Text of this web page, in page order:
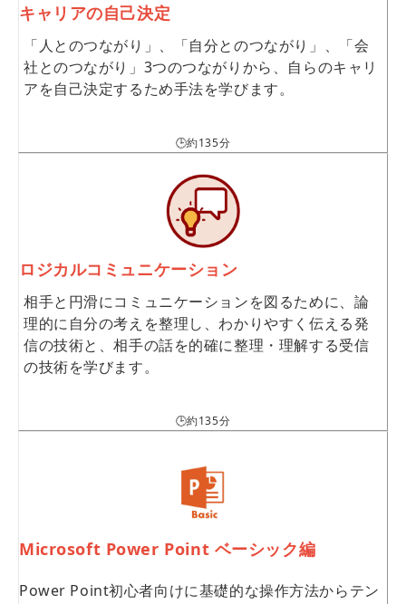
キャリアの自己決定
「人とのつながり」、「自分とのつながり」、「会
社とのつながり」3つのつながりから、自らのキャリ
アを自己決定するため手法を学びます。
🕒約135分
ロジカルコミュニケーション
相手と円滑にコミュニケーションを図るために、論
理的に自分の考えを整理し、わかりやすく伝える発
信の技術と、相手の話を的確に整理・理解する受信
の技術を学びます。
🕒約135分
Microsoft Power Point ベーシック編
Power Point初心者向けに基礎的な操作方法からテン